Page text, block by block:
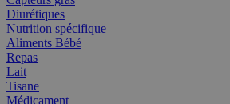
Diurétiques
Nutrition spécifique
Aliments Bébé
Repas
Lait
Tisane
Médicament